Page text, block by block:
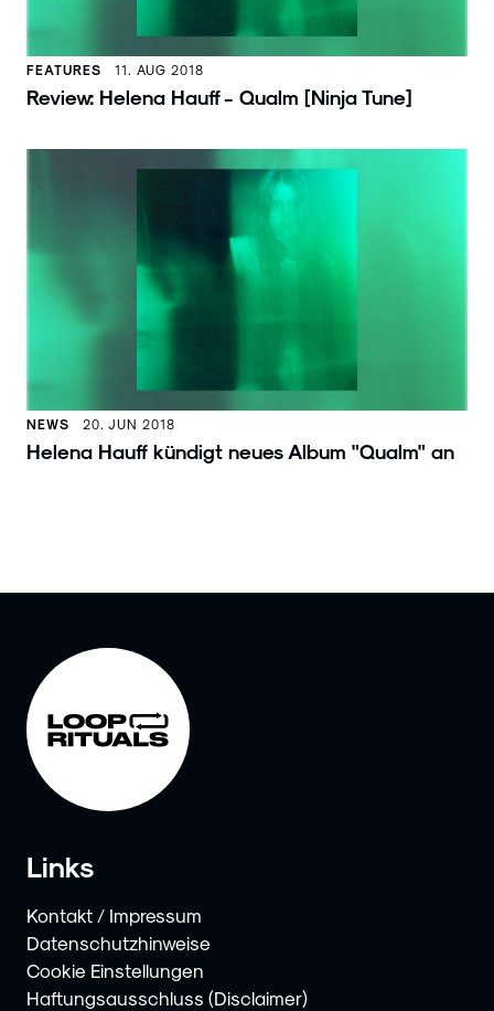
FEATURES 11. AUG 2018
Review: Helena Hauff - Qualm [Ninja Tune]
NEWS 20. JUN 2018
Helena Hauff kündigt neues Album "Qualm" an
Links
Kontakt / Impressum
Datenschutzhinweise
Cookie Einstellungen
Haftungsausschluss (Disclaimer)